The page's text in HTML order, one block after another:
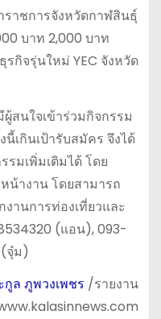
าชการจังหวัดกาฬสินธุ์
บาท 2,000 บาท
กิจรุ่นใหม่ YEC จังหวัด
สนใจเข้าร่วมกิจกรรม
เกินเป้ารับสมัคร จึงได้
รมเพิ่มเติมได้ โดย
น้างาน โดยสามารถ
านการท่องเที่ยวและ
(แอน), 093-
จุ๋ม)
กูล ภูพวงเพชร /รายงาน